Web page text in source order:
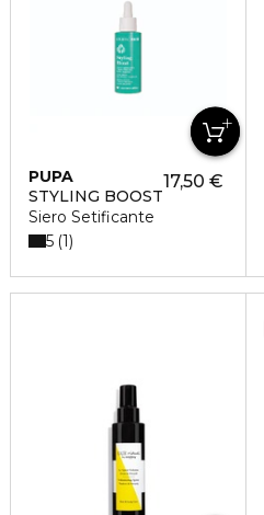
PUPA
STYLING BOOST
Siero Setificante
17,50 €
5 1